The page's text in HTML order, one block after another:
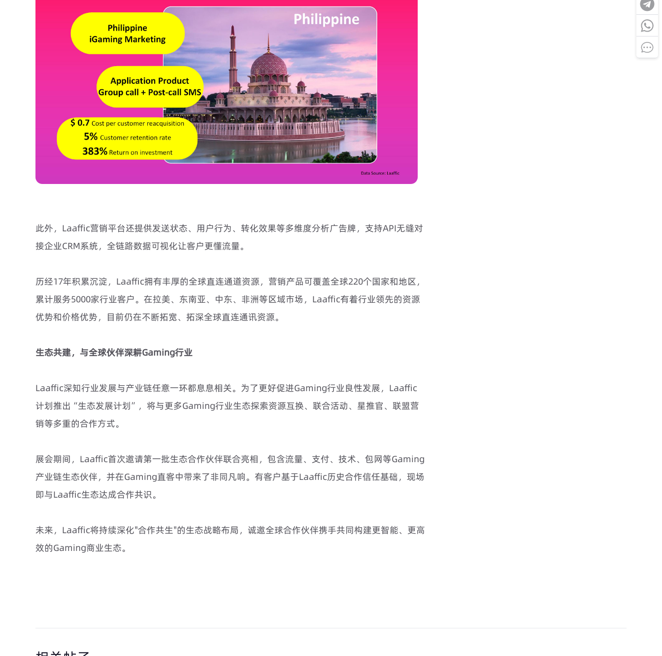
此外，Laaffic营销平台还提供发送状态、用户行为、转化效果等多维度分析广告牌，支持API无缝对
接企业CRM系统，全链路数据可视化让客户更懂流量。
历经17年积累沉淀，Laaffic拥有丰厚的全球直连通道资源，营销产品可覆盖全球220个国家和地区，
累计服务5000家行业客户。在拉美、东南亚、中东、非洲等区域市场，Laaffic有着行业领先的资源
优势和价格优势，目前仍在不断拓宽、拓深全球直连通讯资源。
生态共建，与全球伙伴深耕Gaming行业
Laaffic深知行业发展与产业链任意一环都息息相关。为了更好促进Gaming行业良性发展，Laaffic
计划推出“生态发展计划”，将与更多Gaming行业生态探索资源互换、联合活动、星推官、联盟营
销等多重的合作方式。
展会期间，Laaffic首次邀请第一批生态合作伙伴联合亮相，包含流量、支付、技术、包网等Gaming
产业链生态伙伴，并在Gaming直客中带来了非同凡响。有客户基于Laaffic历史合作信任基础，现场
即与Laaffic生态达成合作共识。
未来，Laaffic将持续深化"合作共生"的生态战略布局，诚邀全球合作伙伴携手共同构建更智能、更高
效的Gaming商业生态。